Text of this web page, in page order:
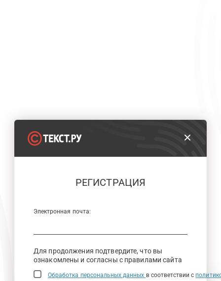
РЕГИСТРАЦИЯ
Электронная почта:
Для продолжения подтвердите, что вы
ознакомлены и согласны с правилами сайта
Обработка персональных данных в соответствии с